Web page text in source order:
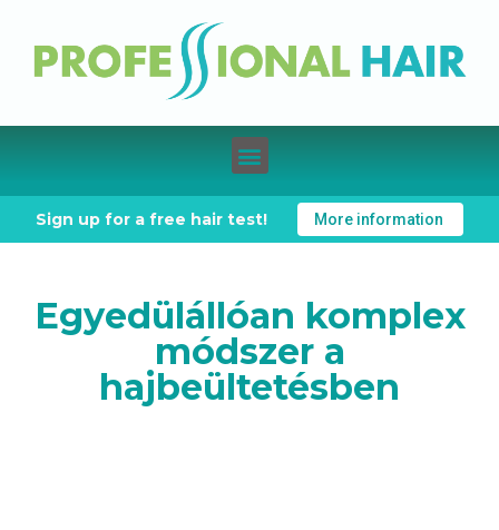
Sign up for a free hair test! More information
Egyedülállóan komplex
módszer a
hajbeültetésben